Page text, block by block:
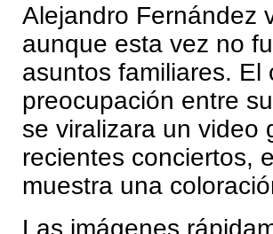
Alejandro Fernández
aunque esta vez no
asuntos familiares.
preocupación entre
se viralizara un video
recientes conciertos,
muestra una
Las imágenes